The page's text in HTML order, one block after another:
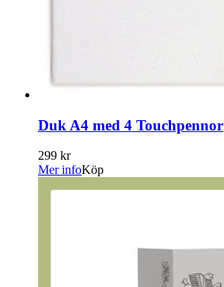
Duk A4 med 4 Touchpennor
299 kr
Mer infoKöp